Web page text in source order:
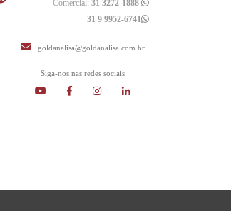
Comercial:31 3272-1888
31 9 9952-6741
goldanalisa@goldanalisa.com.br
Siga-nos nas redes sociais